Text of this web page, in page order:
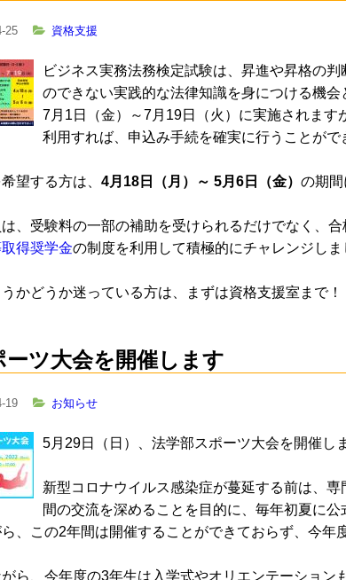
25 資格支援
ビジネス実務法務検定試験は、昇進や昇格の
のできない実践的な法律知識を身につける機
7月1日（金）～7月19日（火）に実施されま
利用すれば、申込み手続を確実に行うことがで
望する方は、 4月18日（月）～ 5月6日（金） の期間
、受験料の一部の補助を受けられるだけでなく、
得奨学金の制度を利用して積極的にチャレンジしま
かどうか迷っている方は、まずは資格支援室まで！
ーツ大会を開催します
19 お知らせ
5月29日（日）、法学部スポーツ大会を開催し
新型コロナウイルス感染症が蔓延する前は、
間の交流を深めることを目的に、毎年初夏に公
、この2年間は開催することができておらず、今年
がら、今年度の3年生は入学式やオリエンテーション